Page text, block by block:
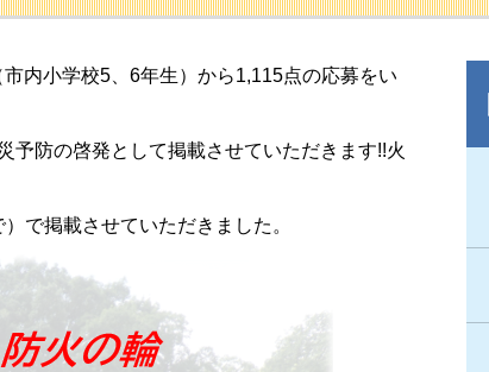
内小学校5、6年生）から1,115点の応募をい
予防の啓発として掲載させていただきます!!火
で掲載させていただきました。